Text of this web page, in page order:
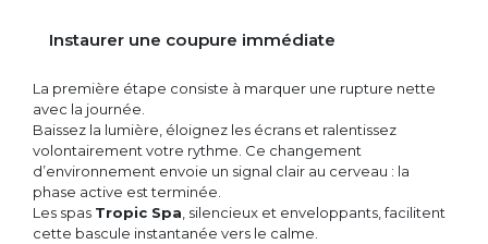
Instaurer une coupure immédiate
La première étape consiste à marquer une rupture nette
avec la journée.
Baissez la lumière, éloignez les écrans et ralentissez
volontairement votre rythme. Ce changement
d’environnement envoie un signal clair au cerveau : la
phase active est terminée.
Les spas Tropic Spa , silencieux et enveloppants, facilitent
cette bascule instantanée vers le calme.